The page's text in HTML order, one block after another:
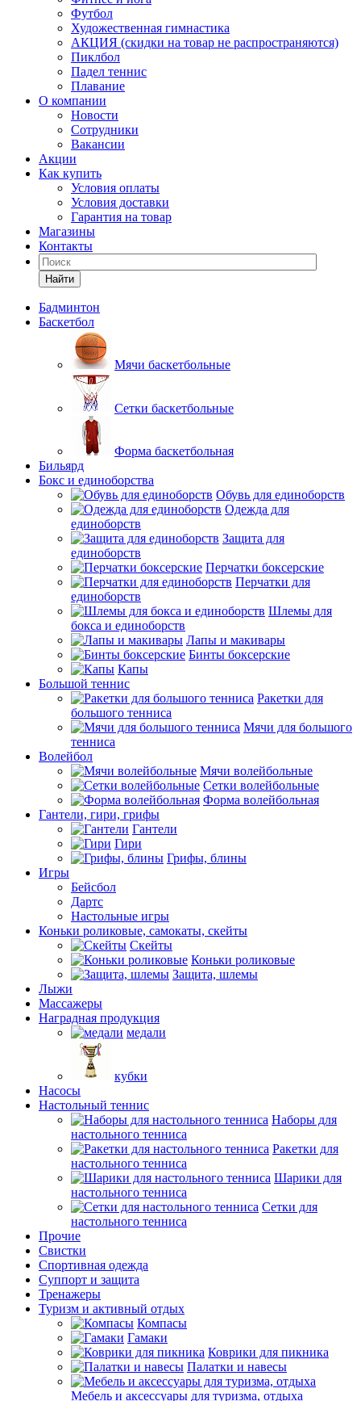
Футбол
Художественная гимнастика
АКЦИЯ (скидки на товар не распространяются)
Пиклбол
Падел теннис
Плавание
О компании
Новости
Сотрудники
Вакансии
Акции
Как купить
Условия оплаты
Условия доставки
Гарантия на товар
Магазины
Контакты
Найти
Бадминтон
Баскетбол
Мячи баскетбольные
Сетки баскетбольные
Форма баскетбольная
Бильярд
Бокс и единоборства
Обувь для единоборств
Одежда для
единоборств
Защита для
единоборств
Перчатки боксерские
Перчатки для
единоборств
Шлемы для
бокса и единоборств
Лапы и макивары
Бинты боксерские
Капы
Большой теннис
Ракетки для
большого тенниса
Мячи для большого
тенниса
Волейбол
Мячи волейбольные
Сетки волейбольные
Форма волейбольная
Гантели, гири, грифы
Гантели
Гири
Грифы, блины
Игры
Бейсбол
Дартс
Настольные игры
Коньки роликовые, самокаты, скейты
Скейты
Коньки роликовые
Защита, шлемы
Лыжи
Массажеры
Наградная продукция
медали
кубки
Насосы
Настольный теннис
Наборы для
настольного тенниса
Ракетки для
настольного тенниса
Шарики для
настольного тенниса
Сетки для
настольного тенниса
Прочие
Свистки
Спортивная одежда
Суппорт и защита
Тренажеры
Туризм и активный отдых
Компасы
Гамаки
Коврики для пикника
Палатки и навесы
Мебель и аксессуары для туризма, отдыха